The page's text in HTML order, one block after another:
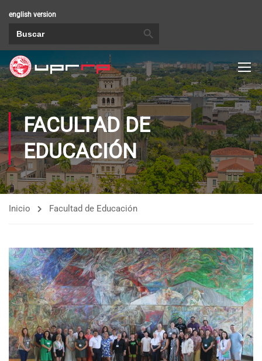
english version
FACULTAD DE
EDUCACIÓN
Inicio Facultad de Educación